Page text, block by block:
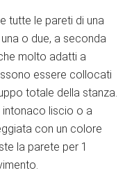
tutte le pareti di una
o due, a seconda
molto adatti a
essere collocati
totale della stanza.
intonaco liscio o a
con un colore
la parete per 1